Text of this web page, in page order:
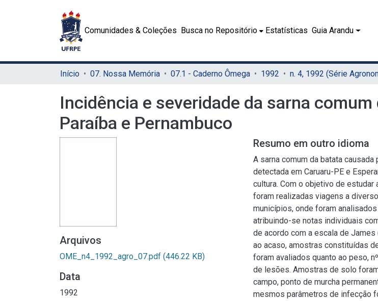
Comunidades & Coleções Busca no Repositório Estatísticas Guia Arandu
Início 07. Nossa Memória 07.1 - Caderno Ômega 1992 n. 4, 1992 (Série
Incidência e severidade da sarna
Paraíba e Pernambuco
Arquivos
OME_n4_1992_agro_07.pdf (446.22 KB)
Data
1992
Resumo em outro idioma
A sarna comum da batata
detectada em Caruaru-PE e
cultura. Com o objetivo de
foram realizadas viagens a
municípios, onde foram
atribuindo-se notas individuais
de acordo com a escala de
ao acaso, amostras constituídas
foram avaliados quanto ao peso,
de lesões. Amostras de solo
campo, ponto de murcha
mesmos parâmetros de infecção